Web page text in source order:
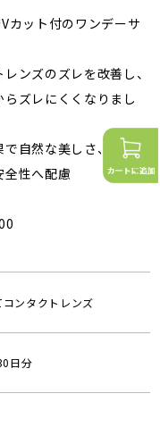
カット付のワンデーサ
ンズのズレを改善し、
ズレにくくなりまし
自然な美しさ、色素が
全性へ配慮
ンタクトレンズ
日分